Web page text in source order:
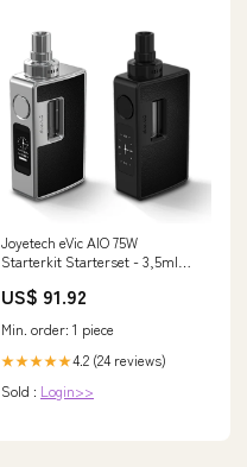
Joyetech eVic AIO 75W
Starterkit Starterset - 3,5ml
US$ 91.92
Min. order: 1 piece
★★★★★4.2 (24 reviews)
Sold : Login>>